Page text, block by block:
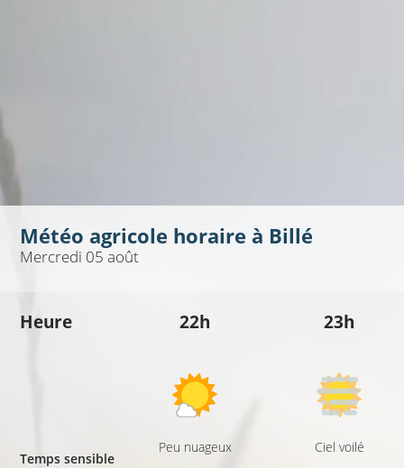
Météo agricole horaire à Billé
Mercredi 05 août
Heure
Temps sensible
22h
Peu nuageux
23h
Ciel voilé